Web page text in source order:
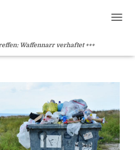
Waffennarr verhaftet +++